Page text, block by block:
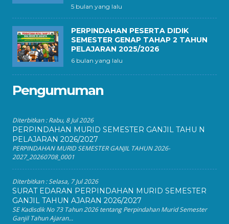
5 bulan yang lalu
PERPINDAHAN PESERTA DIDIK
SEMESTER GENAP TAHAP 2 TAHUN
PELAJARAN 2025/2026
6 bulan yang lalu
Pengumuman
Diterbitkan :Rabu, 8 Jul 2026
PERPINDAHAN MURID SEMESTER GANJIL TAHU N
PELAJARAN 2026/2027
PERPINDAHAN MURID SEMESTER GANJIL TAHUN 2026-
2027_20260708_0001
Diterbitkan :Selasa, 7 Jul 2026
SURAT EDARAN PERPINDAHAN MURID SEMESTER
GANJIL TAHUN AJARAN 2026/2027
SE Kadisdik No 73 Tahun 2026 tentang Perpindahan Murid Semester
Ganjil Tahun Ajaran...